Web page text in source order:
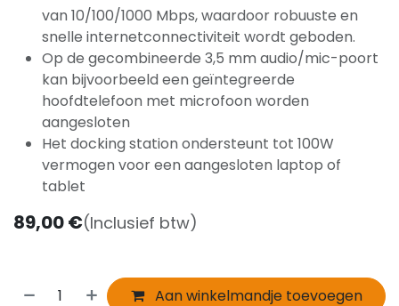
van 10/100/1000 Mbps, waardoor robuuste en
snelle internetconnectiviteit wordt geboden.
Op de gecombineerde 3,5 mm audio/mic-poort
kan bijvoorbeeld een geïntegreerde
hoofdtelefoon met microfoon worden
aangesloten
Het docking station ondersteunt tot 100W
vermogen voor een aangesloten laptop of
tablet
89,00€(Inclusief btw)
Aan winkelmandje toevoegen